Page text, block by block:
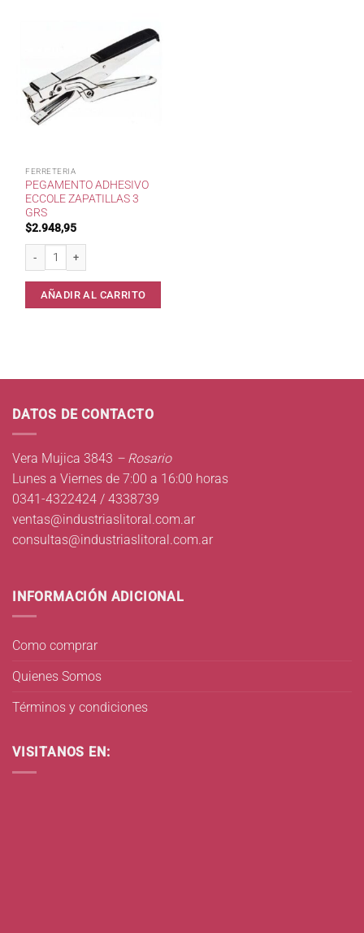
FERRETERIA
PEGAMENTO ADHESIVO
ECCOLE ZAPATILLAS 3
GRS
$2.948,95
Pegamento Adhesivo ECCOLE Zapatillas 3 grs cantidad
AÑADIR AL CARRITO
DATOS DE CONTACTO
Vera Mujica 3843 – Rosario
Lunes a Viernes de 7:00 a 16:00 horas
0341-4322424 / 4338739
ventas@industriaslitoral.com.ar
consultas@industriaslitoral.com.ar
INFORMACIÓN ADICIONAL
Como comprar
Quienes Somos
Términos y condiciones
VISITANOS EN: